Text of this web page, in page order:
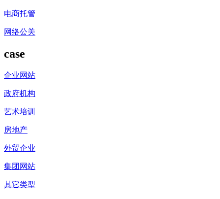
电商托管
网络公关
case
企业网站
政府机构
艺术培训
房地产
外贸企业
集团网站
其它类型